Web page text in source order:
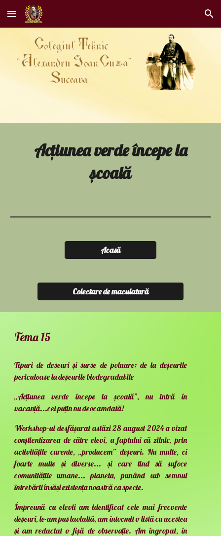
Skip to main content Skip to navigation
Acțiunea verde începe la
școală
Acasă
Colectare de maculatură
Tema 15
Tipuri de deseuri și surse de poluare: de la deșeurile
periculoase la deșeurile biodegradabile
„Acțiunea verde începe la școală”, nu intră în
vacanță...cel puțin nu deocamdată!
Workshop-ul desfășurat astăzi 28 august 2024 a vizat
conștientizarea de către elevi, a faptului că zilnic, prin
activitățile curente, „producem” deșeuri. Nu multe, ci
foarte multe și diverse... și care tind să sufoce
comunitățile umane... planeta, punând sub semnul
întrebării însăși existența noastră ca specie.
Împreună cu elevii am identificat cele mai frecvente
deșeuri, le-am pus laolaltă, am întocmit o listă cu acestea
și am redactat o fișă de observație. Am îngropat, în